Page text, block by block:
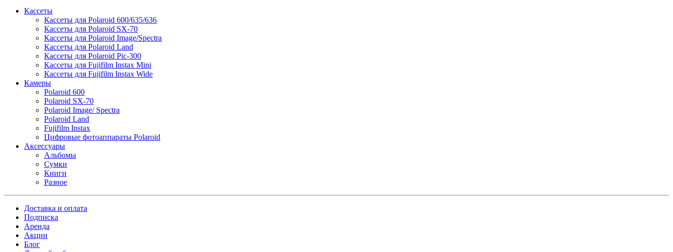
Кассеты
Кассеты для Polaroid 600/635/636
Кассеты для Polaroid SX-70
Кассеты для Polaroid Image/Spectra
Кассеты для Polaroid Land
Кассеты для Polaroid Pic-300
Кассеты для Fujifilm Instax Mini
Кассеты для Fujifilm Instax Wide
Камеры
Polaroid 600
Polaroid SX-70
Polaroid Image/ Spectra
Polaroid Land
Fujifilm Instax
Цифровые фотоаппараты Polaroid
Аксессуары
Альбомы
Сумки
Книги
Разное
Доставка и оплата
Подписка
Аренда
Акции
Блог